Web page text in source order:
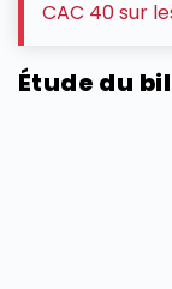
CAC 40 sur
Étude du